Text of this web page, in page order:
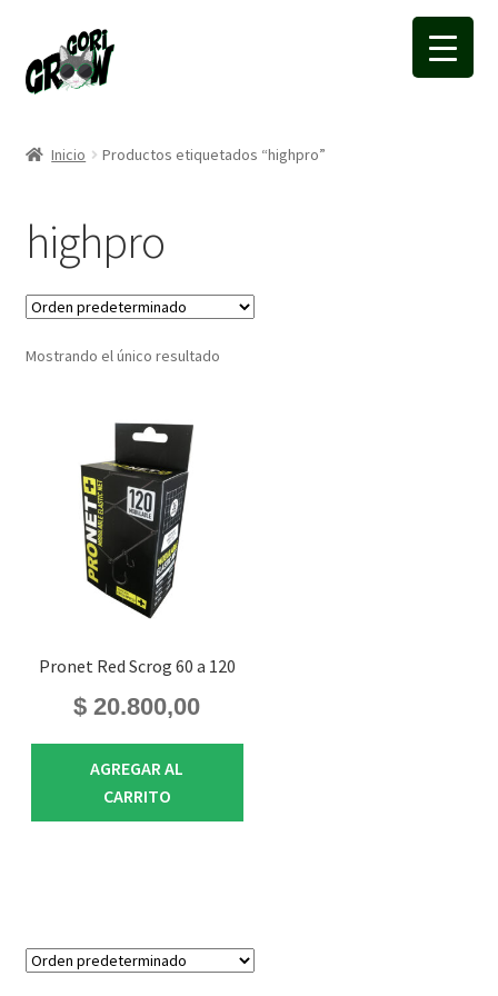
a
la
a
la
Inicio Productos etiquetados “highpro”
highpro
Mostrando el único resultado
Pronet Red Scrog 60 a 120
$ 20.800,00
AGREGAR AL
CARRITO